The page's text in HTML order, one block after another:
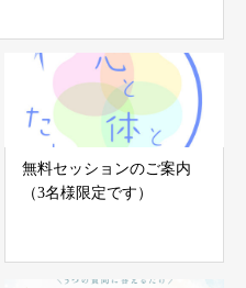
無料セッションのご案内
（3名様限定です）